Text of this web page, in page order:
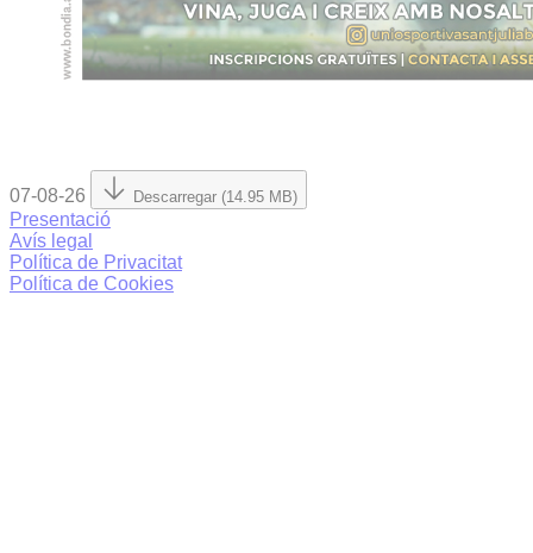
07-08-26 Descarregar (14.95 MB)
Presentació
Avís legal
Política de Privacitat
Política de Cookies